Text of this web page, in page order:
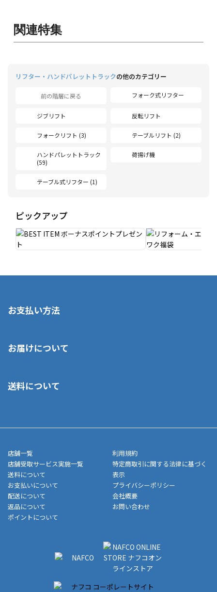
関連特集
リフター・ハンドパレットトラックの他のカテゴリー
前の階層に戻る フォーク式リフター
ジブリフト 反転リフト
フォークリフト (3) テーブルリフト (2)
ハンドパレットトラック
(59)
荷揚げ機
テーブル式リフター (1)
ピックアップ
お支払い方法
いいただくことはできません。ご了承ください。
■代金引換(代引)※手数料がかかります
■商品によっては一部決済方法が使用できない場合がございま
す。
お届けについて
ご注文が確認出来次第、1～4営業日に発送いたします。「お取り
業日にてお引渡しとなります。(離島などの場合、例外もあります)
メーカー直送品など一部商品については、その他商品との購入に
制限がかかる場合がございます。また発送日についても、通常と
異なる場合がございます。対象商品の説明ページをご確認くださ
い。
■店舗受取をご選択いただいた場合
ご注文が確認出来次第、お受取される店舗在庫を使用してご準備
をさせていただきます。店舗に在庫がない場合は店舗よりお取り
いただく場合がございます。店舗準備でのお渡しとなる為、商品
のみの受け渡しとなります。（箱や納品書は付属しておりませ
ん）店舗で準備が出来次第、メールにてご連絡させていただきま
送料について
店舗一覧
店舗受取サービス実施一覧
送料について
お支払いについて
配送について
返品について
ポイントについて
利用規約
特定商取引に関する法律に基づく
表示
プライバシーポリシー
会社概要
お問い合わせ